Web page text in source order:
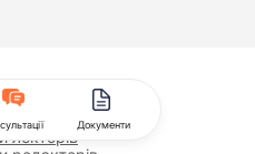
лекторів
Документи